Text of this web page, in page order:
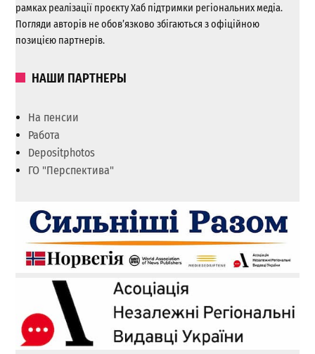
рамках реалізації проєкту Хаб підтримки регіональних медіа.
Погляди авторів не обов’язково збігаються з офіційною
позицією партнерів.
НАШИ ПАРТНЕРЫ
На пенсии
Работа
Depositphotos
ГО "Перспектива"